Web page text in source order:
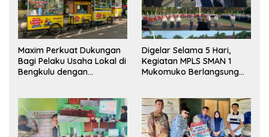
Maxim Perkuat Dukungan
Bagi Pelaku Usaha Lokal di
Bengkulu dengan
Pasar
Digelar Selama 5 Hari,
Kegiatan MPLS SMAN 1
Mukomuko Berlangsung